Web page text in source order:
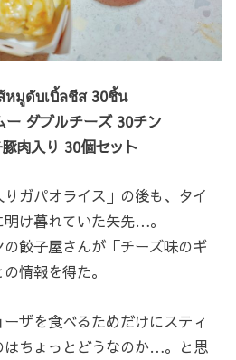
หมูดับเบิ้ลชีส 30ชิ้น
ー ダブルチーズ 30チン
肉入り 30個セット
ガパオライス」の後も、タイ
け暮れていた矢先…。
餃子屋さんが「チーズ味のギ
情報を得た。
ザを食べるためだけにスティ
はちょっとどうなのか…。と思